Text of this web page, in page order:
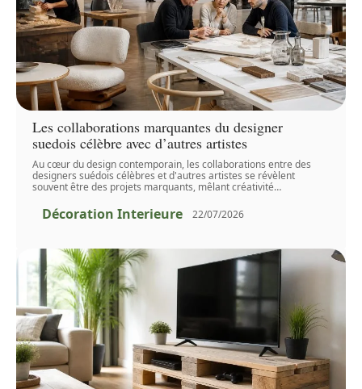
Les collaborations marquantes du designer
suedois célèbre avec d’autres artistes
Au cœur du design contemporain, les collaborations entre des
designers suédois célèbres et d'autres artistes se révèlent
souvent être des projets marquants, mêlant créativité…
Décoration Interieure 22/07/2026